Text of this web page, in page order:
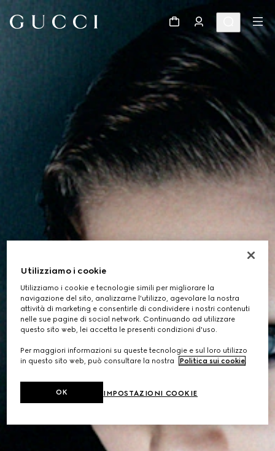
Utilizziamo i cookie
Utilizziamo i cookie e tecnologie simili per migliorare la
navigazione del sito, analizzarne l'utilizzo, agevolare la nostra
attività di marketing e consentirle di condividere i nostri contenuti
nelle sue pagine di social network. Continuando ad utilizzare
questo sito web, lei accetta le presenti condizioni d'uso.
Per maggiori informazioni su queste tecnologie e sul loro utilizzo
in questo sito web, può consultare la nostra
Politica sui cookie.
IMPOSTAZIONI COOKIE
OK